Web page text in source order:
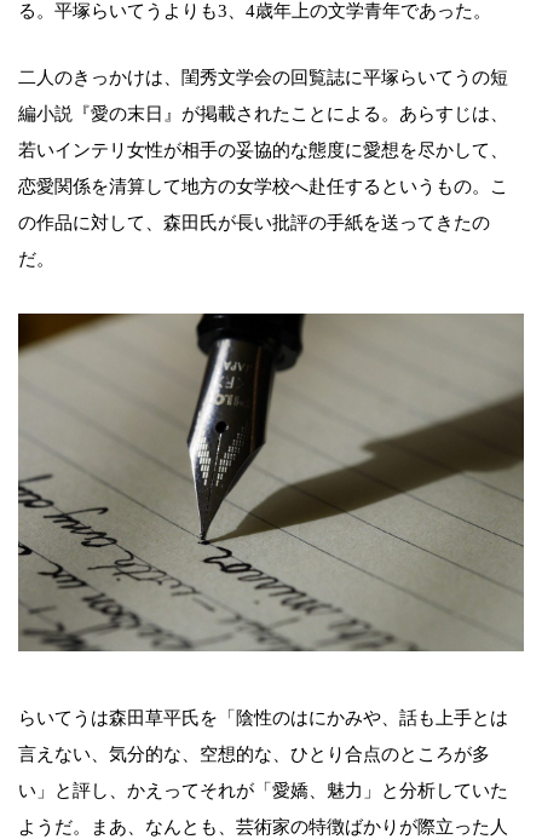
る。平塚らいてうよりも3、4歳年上の文学青年であった。
二人のきっかけは、閨秀文学会の回覧誌に平塚らいてうの短
編小説『愛の末日』が掲載されたことによる。あらすじは、
若いインテリ女性が相手の妥協的な態度に愛想を尽かして、
恋愛関係を清算して地方の女学校へ赴任するというもの。こ
の作品に対して、森田氏が長い批評の手紙を送ってきたの
だ。
らいてうは森田草平氏を「陰性のはにかみや、話も上手とは
言えない、気分的な、空想的な、ひとり合点のところが多
い」と評し、かえってそれが「愛嬌、魅力」と分析していた
ようだ。まあ、なんとも、芸術家の特徴ばかりが際立った人